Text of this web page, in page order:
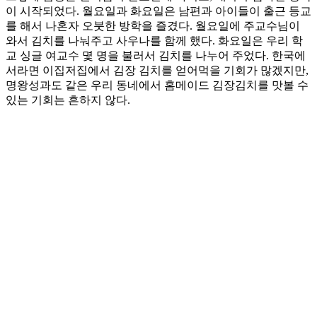
이 시작되었다. 월요일과 화요일은 남편과 아이들이 출근 등교
를 해서 나혼자 오붓한 방학을 즐겼다. 월요일에 주교수님이
와서 김치를 나눠주고 사우나를 함께 했다. 화요일은 우리 학
교 싱글 여교수 몇 명을 불러서 김치를 나누어 주었다. 한국에
서라면 이집저집에서 김장 김치를 얻어먹을 기회가 많겠지만,
명왕성과도 같은 우리 동네에서 홈메이드 김장김치를 맛볼 수
있는 기회는 흔하지 않다.